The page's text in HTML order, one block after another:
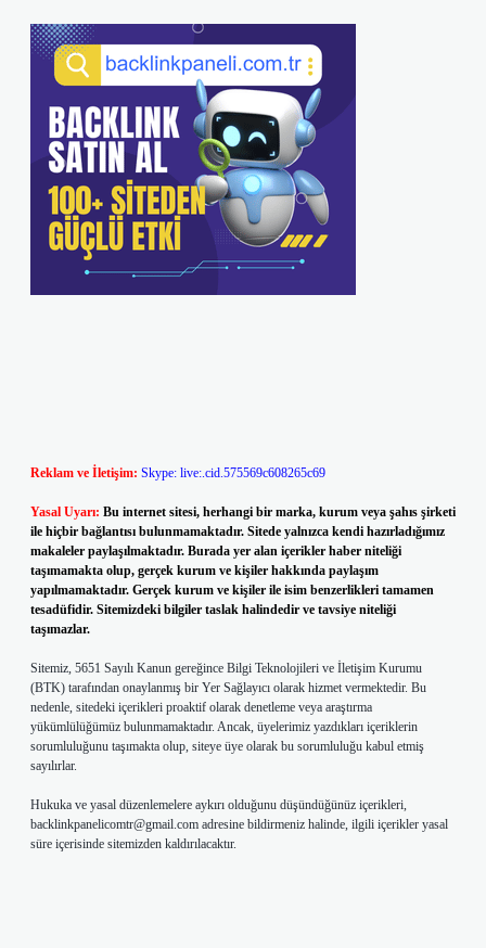
Reklam ve İletişim: Skype: live:.cid.575569c608265c69
Yasal Uyarı: Bu internet sitesi, herhangi bir marka, kurum veya şahıs şirketi
ile hiçbir bağlantısı bulunmamaktadır. Sitede yalnızca kendi hazırladığımız
makaleler paylaşılmaktadır. Burada yer alan içerikler haber niteliği
taşımamakta olup, gerçek kurum ve kişiler hakkında paylaşım
yapılmamaktadır. Gerçek kurum ve kişiler ile isim benzerlikleri tamamen
tesadüfidir. Sitemizdeki bilgiler taslak halindedir ve tavsiye niteliği
taşımazlar.
Sitemiz, 5651 Sayılı Kanun gereğince Bilgi Teknolojileri ve İletişim Kurumu
(BTK) tarafından onaylanmış bir Yer Sağlayıcı olarak hizmet vermektedir. Bu
nedenle, sitedeki içerikleri proaktif olarak denetleme veya araştırma
yükümlülüğümüz bulunmamaktadır. Ancak, üyelerimiz yazdıkları içeriklerin
sorumluluğunu taşımakta olup, siteye üye olarak bu sorumluluğu kabul etmiş
sayılırlar.
Hukuka ve yasal düzenlemelere aykırı olduğunu düşündüğünüz içerikleri,
backlinkpanelicomtr@gmail.com adresine bildirmeniz halinde, ilgili içerikler yasal
süre içerisinde sitemizden kaldırılacaktır.